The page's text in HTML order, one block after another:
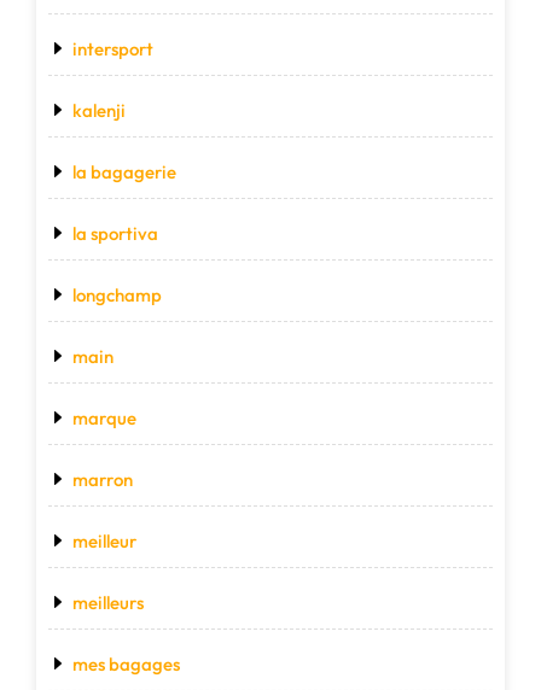
intersport
kalenji
la bagagerie
la sportiva
longchamp
main
marque
marron
meilleur
meilleurs
mes bagages